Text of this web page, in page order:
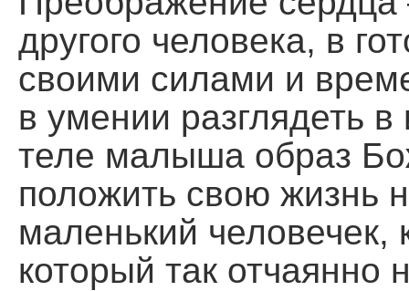
Помощь храму
другого человека, в
своими силами и
в умении разглядеть
теле малыша образ
положить свою жизнь
маленький человечек,
который так